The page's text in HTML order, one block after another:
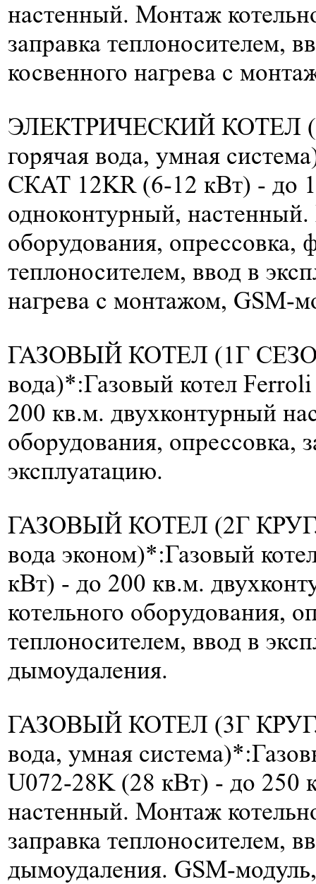
настенный. Монтаж
заправка теплоносителем,
косвенного нагрева с
ЭЛЕКТРИЧЕСКИЙ КОТЕЛ
горячая вода, умная
СКАТ 12KR (6-12 кВт) - до
одноконтурный,
оборудования, опрессовка,
теплоносителем, ввод в
нагрева с монтажом, GSM-
ГАЗОВЫЙ КОТЕЛ (1Г
вода)*:Газовый котел
200 кв.м. двухконтурный
оборудования, опрессовка,
эксплуатацию.
ГАЗОВЫЙ КОТЕЛ (2Г
вода эконом)*:Газовый
кВт) - до 200 кв.м.
котельного оборудования,
теплоносителем, ввод в
дымоудаления.
ГАЗОВЫЙ КОТЕЛ (3Г
вода, умная система)*:
U072-28K (28 кВт) - до 250
настенный. Монтаж
заправка теплоносителем,
дымоудаления. GSM-